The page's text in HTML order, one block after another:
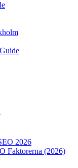
Guide
2026
Faktorerna (2026)